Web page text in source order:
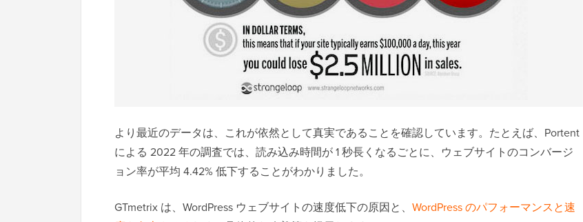
より最近のデータは、これが依然として真実であることを確認しています。たとえば、Portent
による 2022 年の調査では、読み込み時間が 1 秒長くなるごとに、ウェブサイトのコンバージ
ョン率が平均 4.42% 低下することがわかりました。
GTmetrix は、WordPress ウェブサイトの速度低下の原因と、 WordPress のパフォーマンスと速